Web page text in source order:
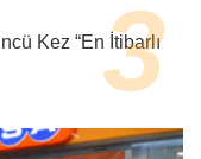
Kez “En İtibarlı